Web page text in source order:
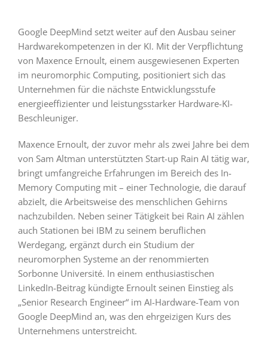
Google DeepMind setzt weiter auf den Ausbau seiner
Hardwarekompetenzen in der KI. Mit der Verpflichtung
von Maxence Ernoult, einem ausgewiesenen Experten
im neuromorphic Computing, positioniert sich das
Unternehmen für die nächste Entwicklungsstufe
energieeffizienter und leistungsstarker Hardware-KI-
Beschleuniger.
Maxence Ernoult, der zuvor mehr als zwei Jahre bei dem
von Sam Altman unterstützten Start-up Rain AI tätig war,
bringt umfangreiche Erfahrungen im Bereich des In-
Memory Computing mit – einer Technologie, die darauf
abzielt, die Arbeitsweise des menschlichen Gehirns
nachzubilden. Neben seiner Tätigkeit bei Rain AI zählen
auch Stationen bei IBM zu seinem beruflichen
Werdegang, ergänzt durch ein Studium der
neuromorphen Systeme an der renommierten
Sorbonne Université. In einem enthusiastischen
LinkedIn-Beitrag kündigte Ernoult seinen Einstieg als
„Senior Research Engineer“ im AI-Hardware-Team von
Google DeepMind an, was den ehrgeizigen Kurs des
Unternehmens unterstreicht.